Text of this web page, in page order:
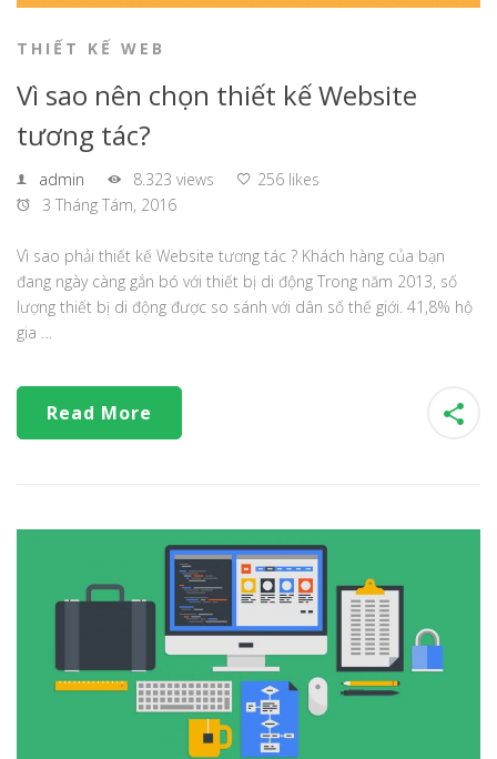
THIẾT KẾ WEB
Vì sao nên chọn thiết kế Website
tương tác?
admin 8.323 views
256 likes
3 Tháng Tám, 2016
Vì sao phải thiết kế Website tương tác ? Khách hàng của bạn
đang ngày càng gắn bó với thiết bị di động Trong năm 2013, số
lượng thiết bị di động được so sánh với dân số thế giới. 41,8% hộ
gia …
Read More